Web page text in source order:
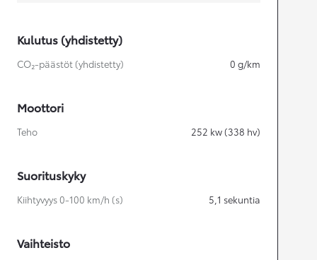
Kulutus (yhdistetty)
CO₂-päästöt (yhdistetty) 0 g/km
Moottori
Teho 252 kw (338 hv)
Suorituskyky
Kiihtyvyys 0-100 km/h (s) 5,1 sekuntia
Vaihteisto